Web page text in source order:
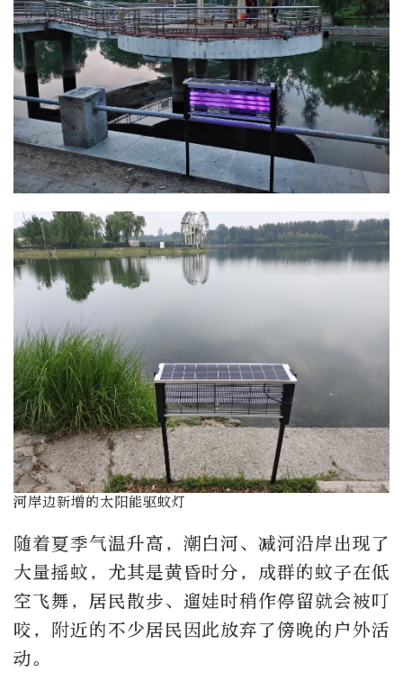
河岸边新增的太阳能驱蚊灯
随着夏季气温升高，潮白河、减河沿岸出现了
大量摇蚊，尤其是黄昏时分，成群的蚊子在低
空飞舞，居民散步、遛娃时稍作停留就会被叮
咬，附近的不少居民因此放弃了傍晚的户外活
动。